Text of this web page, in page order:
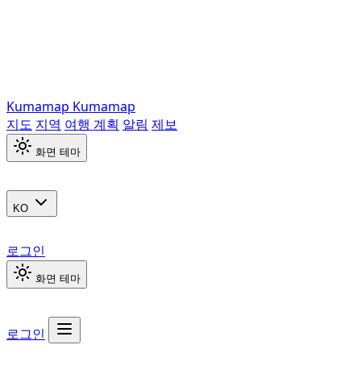
Kumamap Kumamap
지도 지역 여행 계획 알림 제보
화면 테마
KO
로그인
화면 테마
로그인